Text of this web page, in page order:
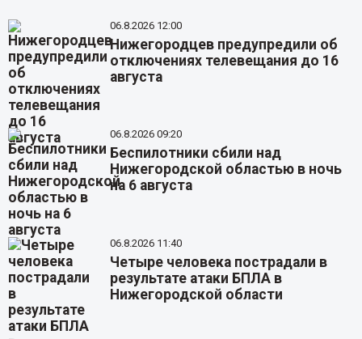
06.8.2026 12:00
Нижегородцев предупредили об
отключениях телевещания до 16
августа
06.8.2026 09:20
Беспилотники сбили над
Нижегородской областью в ночь
на 6 августа
06.8.2026 11:40
Четыре человека пострадали в
результате атаки БПЛА в
Нижегородской области